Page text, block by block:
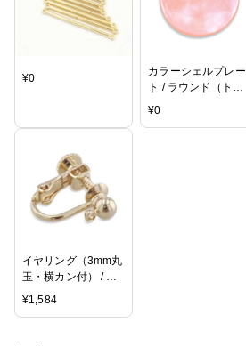
¥0
カラーシェルプレー
ト / ラウンド（トッ
プホール） / PKB /
¥0
イヤリング（3mm丸
玉・横カン付） / G5
/ 10ペア(大袋)
¥1,584